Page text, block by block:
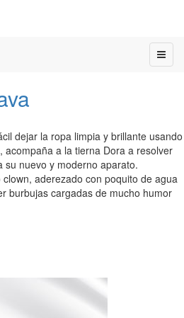
dejar la ropa limpia y brillante usando
acompaña a la tierna Dora a resolver
su nuevo y moderno aparato.
aderezado con poquito de agua
burbujas cargadas de mucho humor